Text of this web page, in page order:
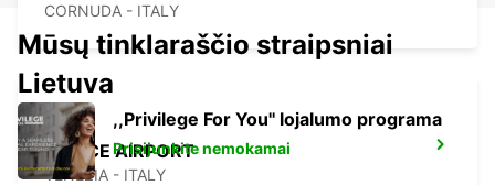
CORNUDA - ITALY
VENICE AIRPORT
VENEZIA - ITALY
Mūsų tinklaraščio straipsniai
Lietuva
,,Privilege For You'' lojalumo programa
Prisijunkite nemokamai